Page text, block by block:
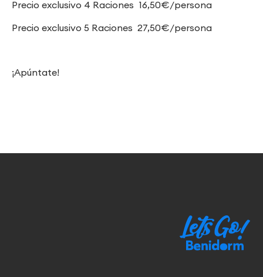
Precio exclusivo 4 Raciones 16,50€/persona
Precio exclusivo 5 Raciones 27,50€/persona
¡Apúntate!